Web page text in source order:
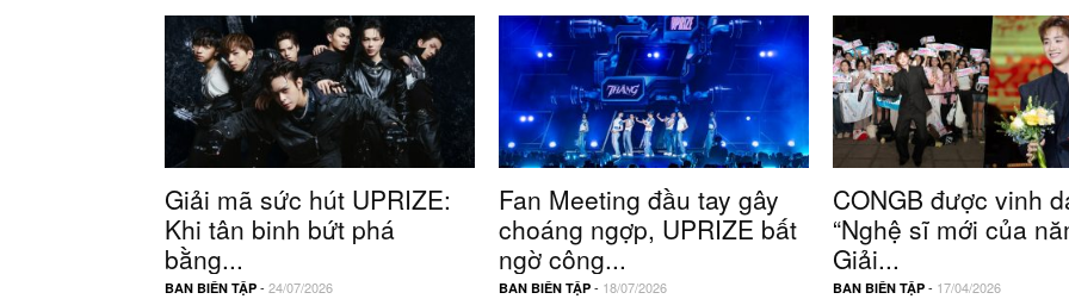
lại cùng khát vọng bứt phá
khỏi những cơn bão
trưởng thành
Chấn động thảm đỏ Ma
Xó: Avin Lu bất ngờ làm
điều này ngay trước ống
kính khiến dàn sao Việt
náo động
Hóa trang kinh dị đến mức
“mất 8 tiếng chỉ để lên
hình vài giây”, NSƯT Hạnh
Thúy suýt hỏng mắt trong
phim Ma Xó?
Giải mã sức hút UPRIZE:
Khi tân binh bứt phá
bằng...
BAN BIÊN TẬP - 24/07/2026
Fan Meeting đầu tay gây
choáng ngợp, UPRIZE bất
ngờ công...
BAN BIÊN TẬP - 18/07/2026
CONGB được vinh
“Nghệ sĩ mới của
Giải...
BAN BIÊN TẬP - 17/04/2026